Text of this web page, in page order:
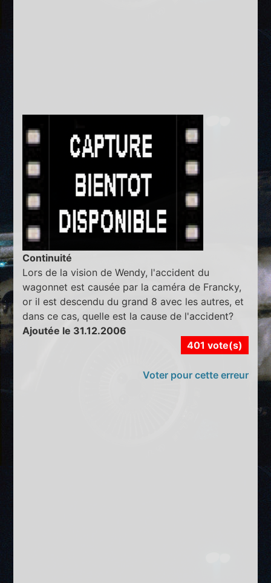
Continuité
Lors de la vision de Wendy, l'accident du
wagonnet est causée par la caméra de Francky,
or il est descendu du grand 8 avec les autres, et
dans ce cas, quelle est la cause de l'accident?
Ajoutée le 31.12.2006
401 vote(s)
Voter pour cette erreur